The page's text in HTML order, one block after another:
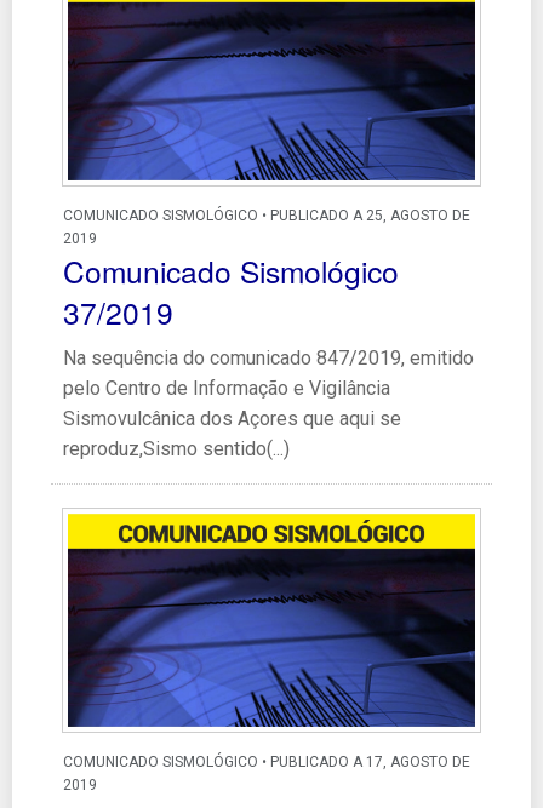
COMUNICADO SISMOLÓGICO • PUBLICADO A 25, AGOSTO DE
2019
Comunicado Sismológico
37/2019
Na sequência do comunicado 847/2019, emitido
pelo Centro de Informação e Vigilância
Sismovulcânica dos Açores que aqui se
reproduz,Sismo sentido(...)
COMUNICADO SISMOLÓGICO • PUBLICADO A 17, AGOSTO DE
2019